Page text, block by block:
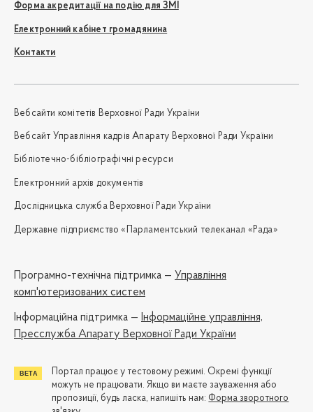
Форма акредитації на подію для ЗМІ
Електронний кабінет громадянина
Контакти
Вебсайти комітетів Верховної Ради України
Вебсайт Управління кадрів Апарату Верховної Ради України
Бібліотечно-бібліографічні ресурси
Електронний архів документів
Дослідницька служба Верховної Ради України
Державне підприємство «Парламентський телеканал «Рада»
Програмно-технічна підтримка — Управління
комп'ютеризованих систем
Iнформаційна підтримка — Інформаційне управління,
Пресслужба Апарату Верховної Ради України
Портал працює у тестовому режимі. Окремі функції
можуть не працювати. Якщо ви маєте зауваження або
пропозиції, будь ласка, напишіть нам: Форма зворотного